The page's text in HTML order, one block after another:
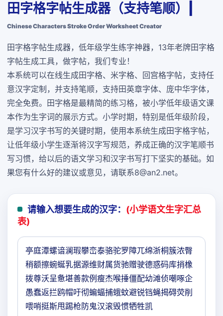
田字格字帖生成器（支持笔顺）|
Chinese Characters Stroke Order Worksheet Creator
田字格字帖生成器，低年级学生练字神器，13年老牌田字格
字帖生成工具，做字帖，我们专业！
本系统可以在线生成田字格、米字格、回宫格字帖，支持任
意汉字定制，并支持笔顺，支持田英章字体、庞中华字体，
完全免费。田字格是最精简的练习格，被小学低年级语文课
本作为生字词的展示方式。小学时期，特别是低年级阶段，
是学习汉字书写的关键时期，使用本系统生成田字格字帖，
让低年级小学生逐渐将汉字写规范，养成正确的汉字笔顺书
写习惯，给以后的语文学习和汉字书写打下坚实的基础。如
果您有什么好的建议或意见，请联系8@an2.net。
请输入想要生成的汉字： (小学语文生字汇总
表)